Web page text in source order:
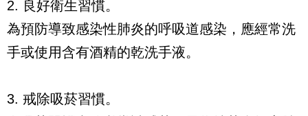
2. 良好衛生習慣。
為預防導致感染性肺炎的呼吸道感染，應經常洗
手或使用含有酒精的乾洗手液。
3. 戒除吸菸習慣。